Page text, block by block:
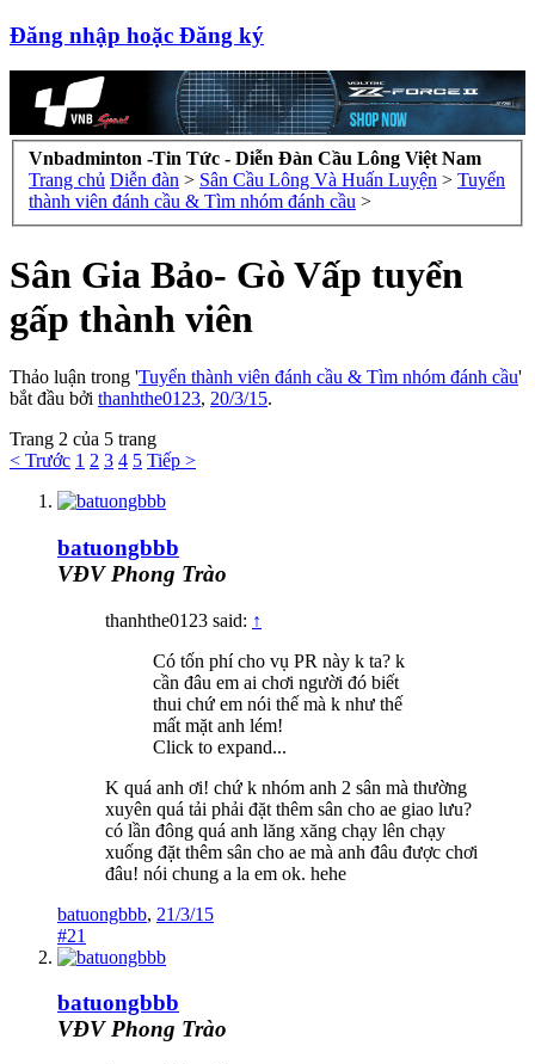
Đăng nhập hoặc Đăng ký
Vnbadminton -Tin Tức - Diễn Đàn Cầu Lông Việt Nam
Trang chủ Diễn đàn > Sân Cầu Lông Và Huấn Luyện > Tuyển
thành viên đánh cầu & Tìm nhóm đánh cầu >
Sân Gia Bảo- Gò Vấp tuyển
gấp thành viên
Thảo luận trong 'Tuyển thành viên đánh cầu & Tìm nhóm đánh cầu'
bắt đầu bởi thanhthe0123, 20/3/15.
Trang 2 của 5 trang
< Trước 1 2 3 4 5 Tiếp >
batuongbbb
VĐV Phong Trào
thanhthe0123 said: ↑
Có tốn phí cho vụ PR này k ta? k
cần đâu em ai chơi người đó biết
thui chứ em nói thế mà k như thế
mất mặt anh lém!
Click to expand...
K quá anh ơi! chứ k nhóm anh 2 sân mà thường
xuyên quá tải phải đặt thêm sân cho ae giao lưu?
có lần đông quá anh lăng xăng chạy lên chạy
xuống đặt thêm sân cho ae mà anh đâu được chơi
đâu! nói chung a la em ok. hehe
batuongbbb, 21/3/15
#21
batuongbbb
VĐV Phong Trào